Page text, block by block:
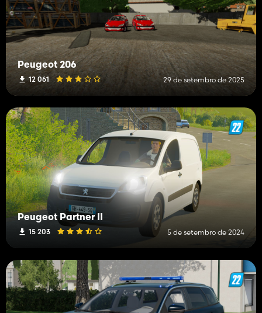
Peugeot 206
12 061 29 de setembro de 2025
Peugeot Partner II
15 203 5 de setembro de 2024